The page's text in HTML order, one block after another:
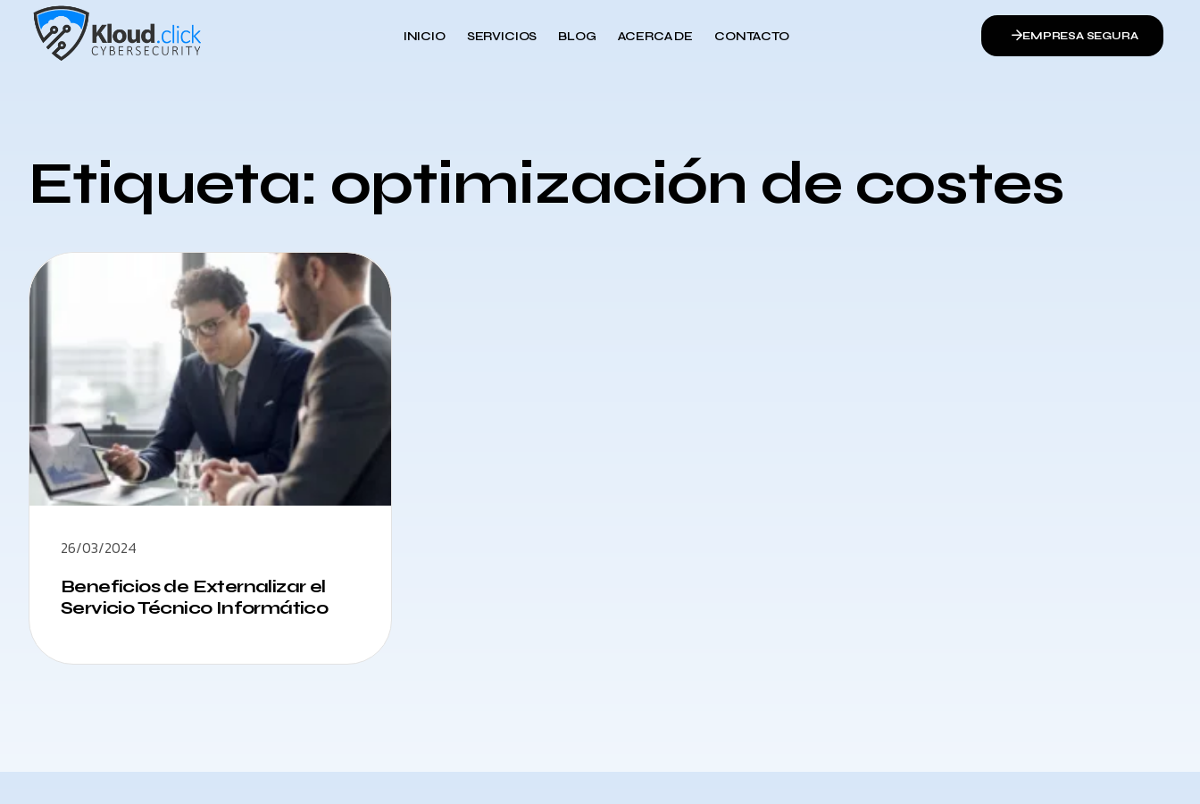
INICIO SERVICIOS BLOG ACERCA DE CONTACTO EMPRESA SEGURA
Etiqueta: optimización de costes
26/03/2024
Beneficios de Externalizar el
Servicio Técnico Informático